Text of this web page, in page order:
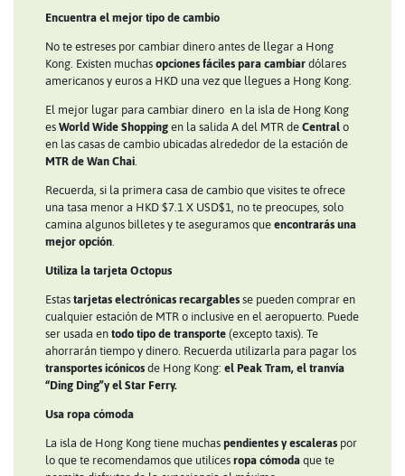
Encuentra el mejor tipo de cambio
No te estreses por cambiar dinero antes de llegar a Hong
Kong. Existen muchas opciones fáciles para cambiar dólares
americanos y euros a HKD una vez que llegues a Hong Kong.
El mejor lugar para cambiar dinero en la isla de Hong Kong
es World Wide Shopping en la salida A del MTR de Central o
en las casas de cambio ubicadas alrededor de la estación de
MTR de Wan Chai
Recuerda, si la primera casa de cambio que visites te ofrece
una tasa menor a HKD $7.1 X USD$1, no te preocupes, solo
camina algunos billetes y te aseguramos que encontrarás una
mejor opción
Utiliza la tarjeta Octopus
Estas tarjetas electrónicas recargables se pueden comprar en
cualquier estación de MTR o inclusive en el aeropuerto. Puede
ser usada en todo tipo de transporte (excepto taxis). Te
ahorrarán tiempo y dinero. Recuerda utilizarla para pagar los
transportes icónicos de Hong Kong: el Peak Tram, el tranvía
“Ding Ding”y el Star Ferry.
Usa ropa cómoda
La isla de Hong Kong tiene muchas pendientes y escaleras por
lo que te recomendamos que utilices ropa cómoda que te